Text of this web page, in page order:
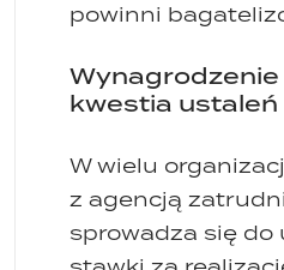
powinni
kwestia
W wielu
z agencją
sprowadza się do